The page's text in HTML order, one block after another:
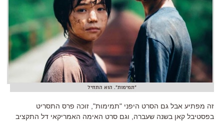
"תמימות". הוא התחיל
זה מפתיע אבל גם הסרט היפני "תמימות", זוכה פרס התסריט
בפסטיבל קאן בשנה שעברה
וגם סרט האימה האמריקאי דל התקציב